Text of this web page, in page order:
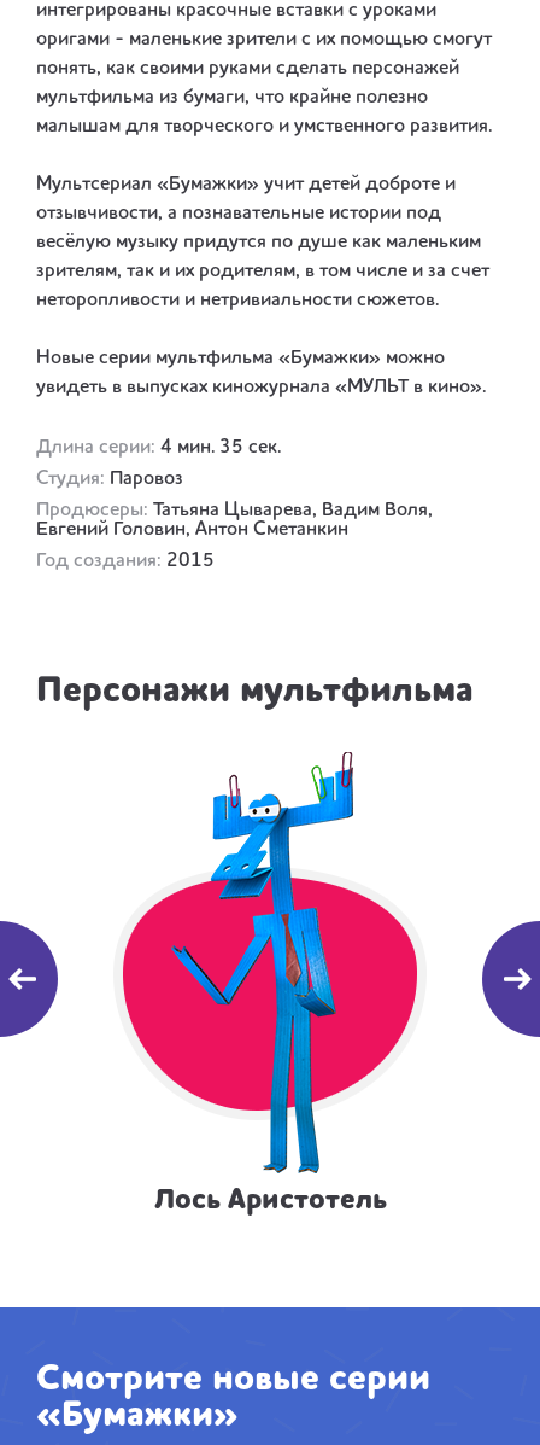
интегрированы красочные вставки с уроками
оригами - маленькие зрители с их помощью смогут
понять, как своими руками сделать персонажей
мультфильма из бумаги, что крайне полезно
малышам для творческого и умственного развития.
Мультсериал «Бумажки» учит детей доброте и
отзывчивости, а познавательные истории под
весёлую музыку придутся по душе как маленьким
зрителям, так и их родителям, в том числе и за счет
неторопливости и нетривиальности сюжетов.
Новые серии мультфильма «Бумажки» можно
увидеть в выпусках киножурнала «МУЛЬТ в кино».
Длина серии: 4 мин. 35 сек.
Студия: Паровоз
Продюсеры: Татьяна Цыварева, Вадим Воля,
Евгений Головин, Антон Сметанкин
Год создания: 2015
Персонажи мультфильма
Лось Аристотель
Смотрите новые серии
«Бумажки»